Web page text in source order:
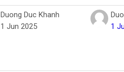
Duong Duc Khanh
1 Jun 2025
1